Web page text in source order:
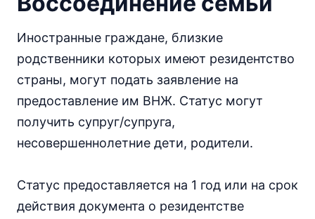
Иностранные граждане, близкие
родственники которых имеют резидентство
страны, могут подать заявление на
предоставление им ВНЖ. Статус могут
получить супруг/супруга,
несовершеннолетние дети, родители.
Статус предоставляется на 1 год или на срок
действия документа о резидентстве